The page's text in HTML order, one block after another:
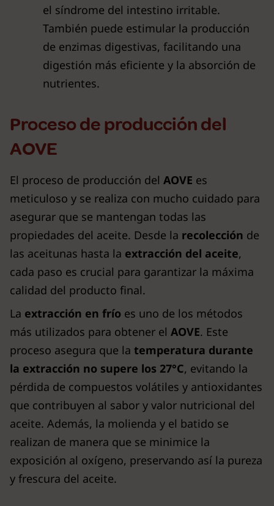
el síndrome del intestino irritable.
También puede estimular la producción
de enzimas digestivas, facilitando una
digestión más eficiente y la absorción de
nutrientes.
Proceso de producción del
AOVE
El proceso de producción del AOVE es
meticuloso y se realiza con mucho cuidado para
asegurar que se mantengan todas las
propiedades del aceite. Desde la recolección de
las aceitunas hasta la extracción del aceite,
cada paso es crucial para garantizar la máxima
calidad del producto final.
La extracción en frío es uno de los métodos
más utilizados para obtener el AOVE. Este
proceso asegura que la temperatura durante
la extracción no supere los 27°C, evitando la
pérdida de compuestos volátiles y antioxidantes
que contribuyen al sabor y valor nutricional del
aceite. Además, la molienda y el batido se
realizan de manera que se minimice la
exposición al oxígeno, preservando así la pureza
y frescura del aceite.